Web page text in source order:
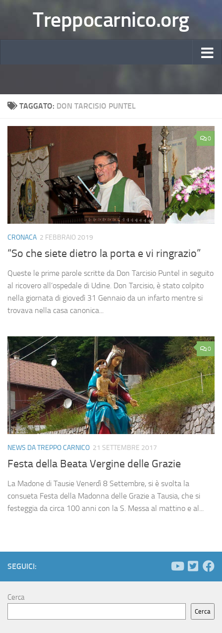
Treppocarnico.org
TAGGATO: DON TARCISIO PUNTEL
0
CRONACA 2 FEBBRAIO 2019
“So che siete dietro la porta e vi ringrazio”
Queste le prime parole scritte da Don Tarcisio Puntel in seguito
al ricovero all’ospedale di Udine. Don Tarcisio, è stato colpito
nella giornata di giovedì 31 Gennaio da un infarto mentre si
trovava nella casa canonica...
0
NEWS DA TREPPO CARNICO 21 SETTEMBRE 2017
Festa della Beata Vergine delle Grazie
La Madone di Tausie Venerdì 8 Settembre, si è svolta la
consueta Festa della Madonna delle Grazie a Tausia, che si
festeggia da circa 100 anni con la S. Messa al mattino e al...
SEGUICI:
Cerca
Cerca